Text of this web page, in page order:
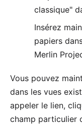
classique"
Insérez
papiers
Merlin
Vous pouvez
dans les vues
appeler le lien,
champ particulier